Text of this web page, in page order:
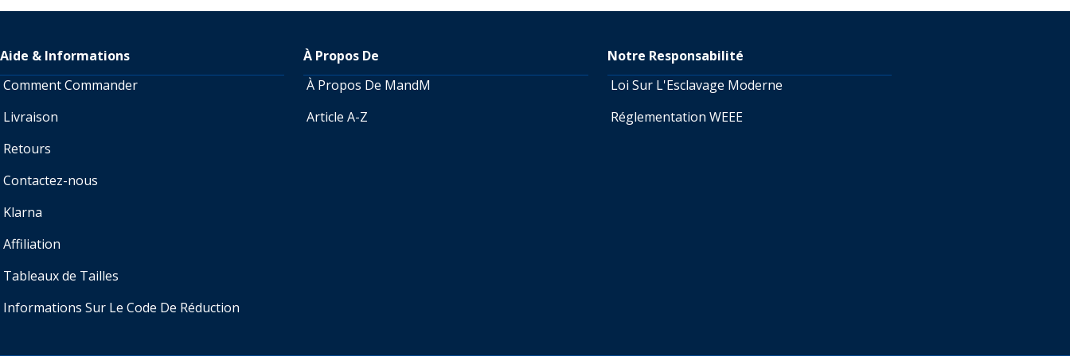
Aide & Informations
Comment Commander
Livraison
Retours
Contactez-nous
Klarna
Affiliation
Tableaux de Tailles
Informations Sur Le Code De Réduction
À Propos De
À Propos De MandM
Article A-Z
Notre Responsabilité
Loi Sur L'Esclavage Moderne
Réglementation WEEE